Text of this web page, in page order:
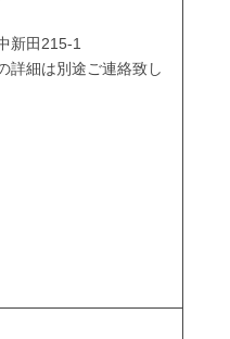
新田215-1
詳細は別途ご連絡致し